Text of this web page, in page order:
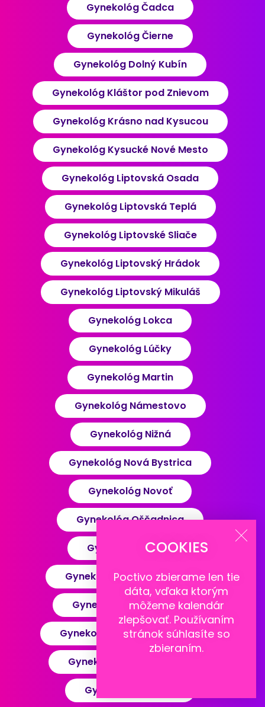
Gynekológ Čadca
Gynekológ Čierne
Gynekológ Dolný Kubín
Gynekológ Kláštor pod Znievom
Gynekológ Krásno nad Kysucou
Gynekológ Kysucké Nové Mesto
Gynekológ Liptovská Osada
Gynekológ Liptovská Teplá
Gynekológ Liptovské Sliače
Gynekológ Liptovský Hrádok
Gynekológ Liptovský Mikuláš
Gynekológ Lokca
Gynekológ Lúčky
Gynekológ Martin
Gynekológ Námestovo
Gynekológ Nižná
Gynekológ Nová Bystrica
Gynekológ Novoť
Gynekológ Oščadnica
Gynekológ Rabča
Gynekológ Rajecké Teplice
Gynekológ Ružomberok
Gynekológ Slovenské Pravno
Gynekológ Stará Bystrica
Gynekológ Sučany
COOKIES
Poctivo zbierame len tie
dáta, vďaka ktorým
môžeme kalendár
zlepšovať. Používaním
stránok súhlasíte so
zbieraním.